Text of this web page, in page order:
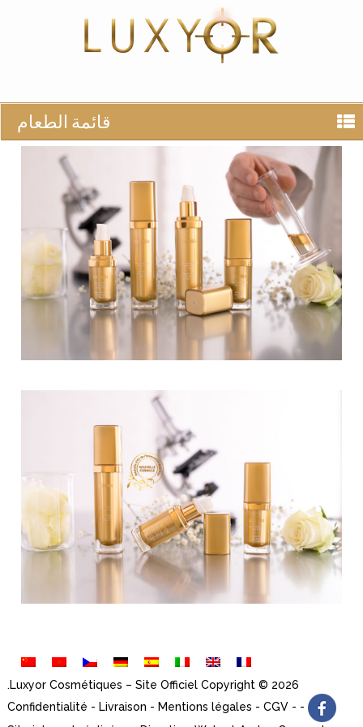
قائمة الطعام
Luxyor Cosmétiques – Site OfficielCopyright © 2026.
-
Confidentialité - Livraison - Mentions légales - CGV-